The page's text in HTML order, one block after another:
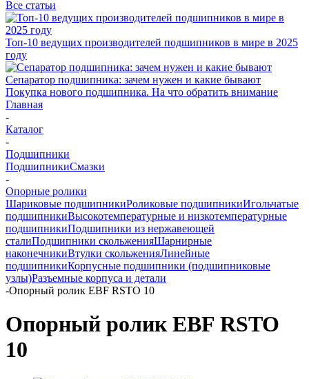
Все статьи
Топ-10 ведущих производителей подшипников в мире в 2025
году
Сепаратор подшипника: зачем нужен и какие бывают
Покупка нового подшипника. На что обратить внимание
Главная
-
Каталог
-
Подшипники
ПодшипникиСмазки
-
Опорные ролики
Шариковые подшипникиРоликовые подшипникиИгольчатые
подшипникиВысокотемпературные и низкотемпературные
подшипникиПодшипники из нержавеющей
сталиПодшипники скольженияШарнирные
наконечникиВтулки скольженияЛинейные
подшипникиКорпусные подшипники (подшипниковые
узлы)Разъемные корпуса и детали
-Опорный ролик EBF RSTO 10
Опорный ролик EBF RSTO
10